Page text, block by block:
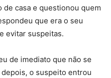
casa e questionou quem
que era o seu
evitar suspeitas.
de imediato que não se
o suspeito entrou